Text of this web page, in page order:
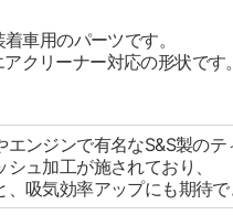
車用のパーツです。
クリーナー対応の形状です。
ンジンで有名なS&S製のテ
ュ加工が施されており、
吸気効率アップにも期待で